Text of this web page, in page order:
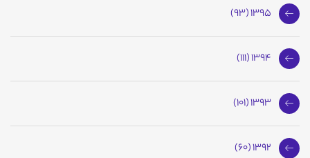
1395 (93)
1394 (111)
1393 (101)
1392 (60)